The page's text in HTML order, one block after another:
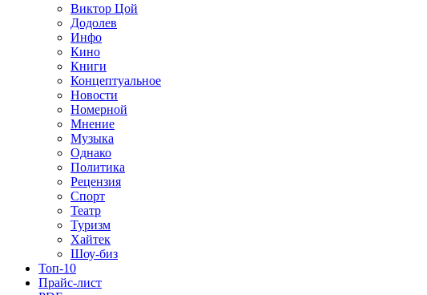
Виктор Цой
Додолев
Инфо
Кино
Книги
Концептуальное
Новости
Номерной
Мнение
Музыка
Однако
Политика
Рецензия
Спорт
Театр
Туризм
Хайтек
Шоу-биз
Топ-10
Прайс-лист